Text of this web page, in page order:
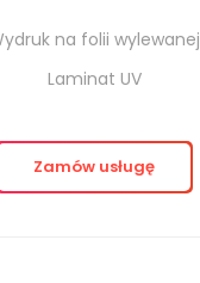
na folii wylewanej
Laminat UV
Zamów usługę